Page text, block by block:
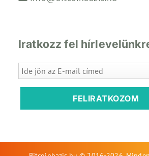
Iratkozz fel
FELIRATKOZOM